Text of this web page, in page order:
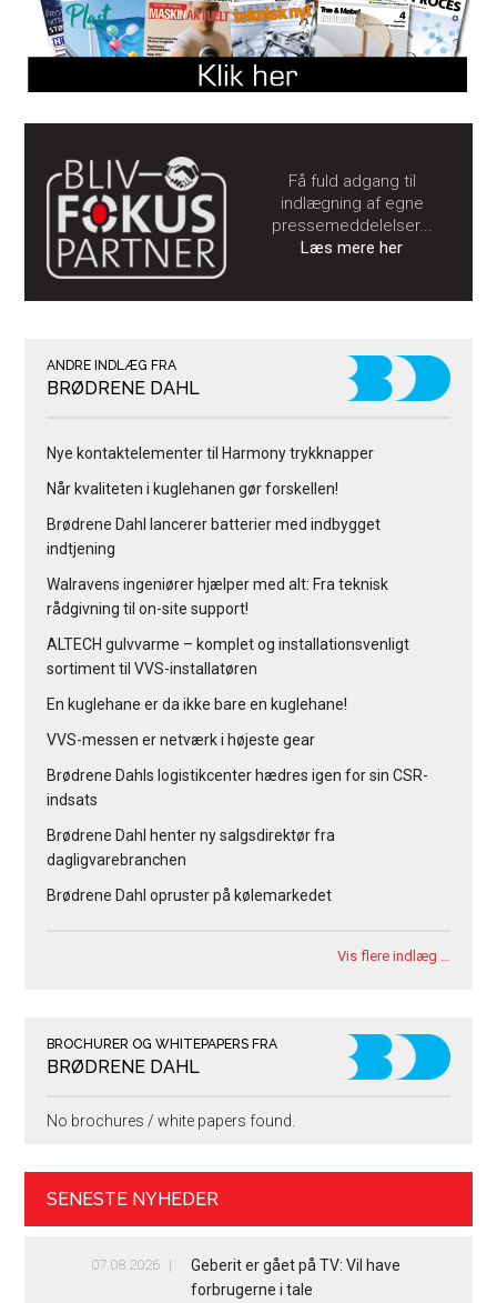
Få fuld adgang til
indlægning af egne
pressemeddelelser...
Læs mere her
ANDRE INDLÆG FRA
BRØDRENE DAHL
Nye kontaktelementer til Harmony trykknapper
Når kvaliteten i kuglehanen gør forskellen!
Brødrene Dahl lancerer batterier med indbygget
indtjening
Walravens ingeniører hjælper med alt: Fra teknisk
rådgivning til on-site support!
ALTECH gulvvarme – komplet og installationsvenligt
sortiment til VVS-installatøren
En kuglehane er da ikke bare en kuglehane!
VVS-messen er netværk i højeste gear
Brødrene Dahls logistikcenter hædres igen for sin CSR-
indsats
Brødrene Dahl henter ny salgsdirektør fra
dagligvarebranchen
Brødrene Dahl opruster på kølemarkedet
Vis flere indlæg …
BROCHURER OG WHITEPAPERS FRA
BRØDRENE DAHL
No brochures / white papers found.
SENESTE NYHEDER
07.08.2026
Geberit er gået på TV: Vil have
forbrugerne i tale